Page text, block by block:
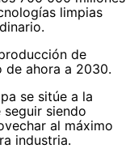
limpias
de
ahora a 2030.
se sitúe a la
siendo
al máximo
industria.